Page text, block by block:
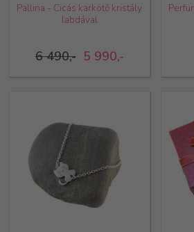
6 490,- 5 990,-
Pallina - Cicás karkötő kristály
labdával